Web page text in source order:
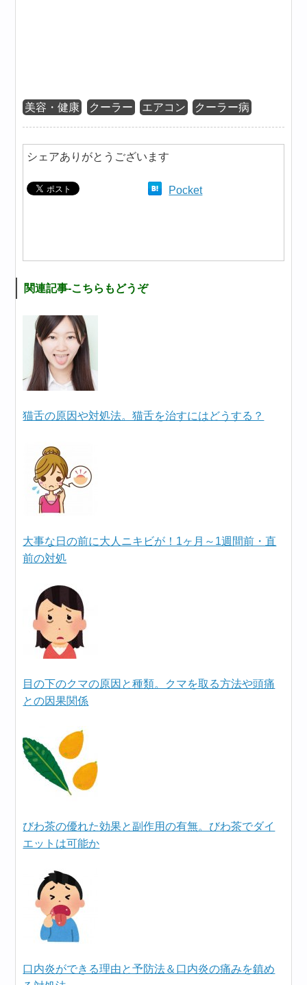
美容・健康 クーラー エアコン クーラー病
シェアありがとうございます
Pocket
関連記事-こちらもどうぞ
猫舌の原因や対処法。猫舌を治すにはどうする？
大事な日の前に大人ニキビが！1ヶ月～1週間前・直
前の対処
目の下のクマの原因と種類。クマを取る方法や頭痛
との因果関係
びわ茶の優れた効果と副作用の有無。びわ茶でダイ
エットは可能か
口内炎ができる理由と予防法＆口内炎の痛みを鎮め